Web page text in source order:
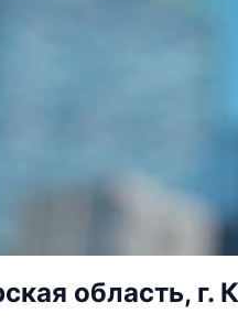
область, г.